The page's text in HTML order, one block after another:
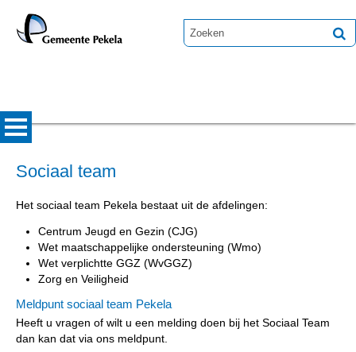
Sociaal team
Het sociaal team Pekela bestaat uit de afdelingen:
Centrum Jeugd en Gezin (CJG)
Wet maatschappelijke ondersteuning (Wmo)
Wet verplichtte GGZ (WvGGZ)
Zorg en Veiligheid
Meldpunt sociaal team Pekela
Heeft u vragen of wilt u een melding doen bij het Sociaal Team
dan kan dat via ons meldpunt.